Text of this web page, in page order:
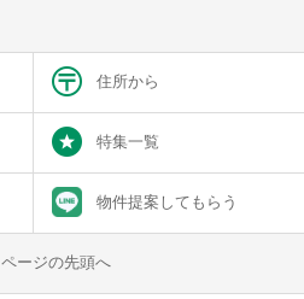
住所から
特集一覧
物件提案してもらう
ページの先頭へ